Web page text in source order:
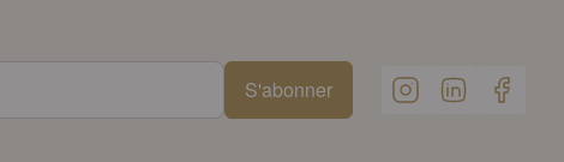
S'abonner